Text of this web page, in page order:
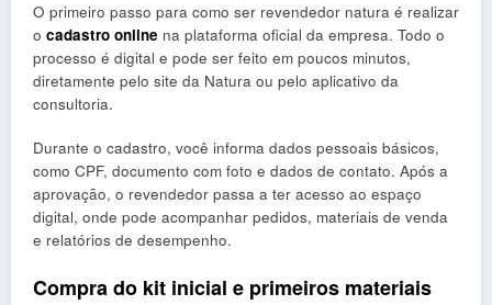
O primeiro passo para como ser revendedor natura é realizar
o cadastro online na plataforma oficial da empresa. Todo o
processo é digital e pode ser feito em poucos minutos,
diretamente pelo site da Natura ou pelo aplicativo da
consultoria.
Durante o cadastro, você informa dados pessoais básicos,
como CPF, documento com foto e dados de contato. Após a
aprovação, o revendedor passa a ter acesso ao espaço
digital, onde pode acompanhar pedidos, materiais de venda
e relatórios de desempenho.
Compra do kit inicial e primeiros materiais